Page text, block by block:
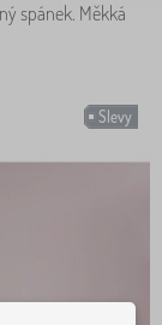
spánek. Měkká
Slevy